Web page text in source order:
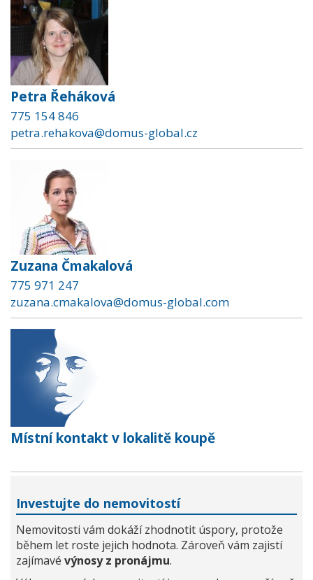
Petra Řeháková
775 154 846
petra.rehakova@domus-global.cz
Zuzana Čmakalová
775 971 247
zuzana.cmakalova@domus-global.com
Místní kontakt v lokalitě koupě
Investujte do nemovitostí
Nemovitosti vám dokáží zhodnotit úspory, protože
během let roste jejich hodnota. Zároveň vám zajistí
zajímavé výnosy z pronájmu.